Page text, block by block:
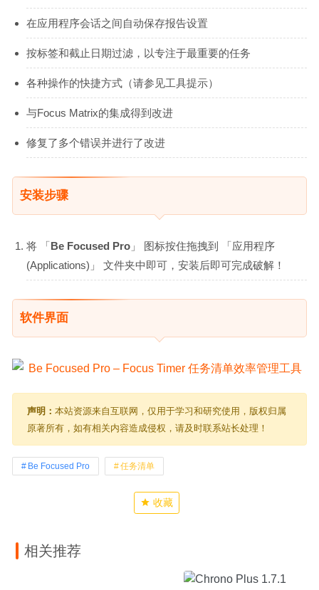
在应用程序会话之间自动保存报告设置
按标签和截止日期过滤，以专注于最重要的任务
各种操作的快捷方式（请参见工具提示）
与Focus Matrix的集成得到改进
修复了多个错误并进行了改进
安装步骤
将 「Be Focused Pro 」 图标按住拖拽到 「应用程序
(Applications)」 文件夹中即可，安装后即可完成破解！
软件界面
声明： 本站资源来自互联网，仅用于学习和研究使用，版权归属
原著所有，如有相关内容造成侵权，请及时联系站长处理！
Be Focused Pro 任务清单
收藏
相关推荐